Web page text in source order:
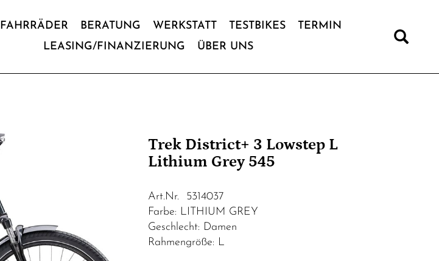
FAHRRÄDER BERATUNG WERKSTATT TESTBIKES
TERMIN
LEASING/FINANZIERUNG
ÜBER UNS
Trek District+ 3 Lowstep L
Lithium Grey 545
Art.Nr. 5314037
Farbe: LITHIUM GREY
Geschlecht: Damen
Rahmengröße: L